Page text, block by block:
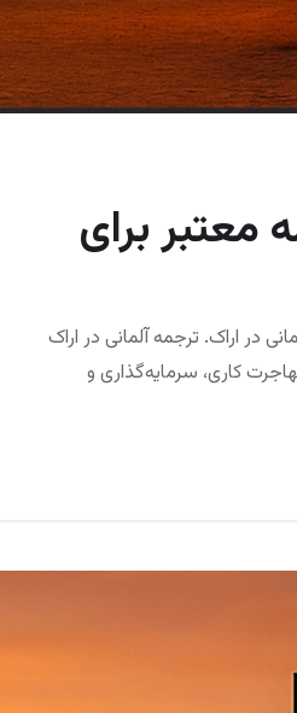
معتبر برای
در اراک. ترجمه آلمانی در اراک
کاری، سرمایه‌گذاری و